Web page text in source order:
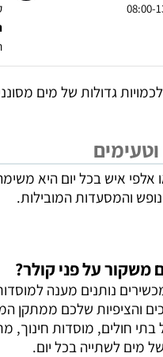
גדולות של מים
איש בכל יום היא
והמסעדות המובילות.
משקור על פני קולר?
נותנים מענה
והציפיות שלכם ממתקן
חולים, מוסדות חינוך,
מים לשתייה בכל יום.